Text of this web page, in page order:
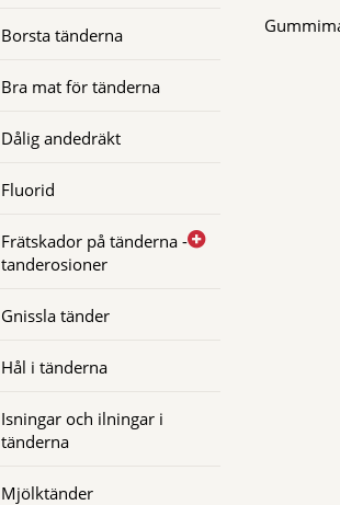
Borsta tänderna
Bra mat för tänderna
Dålig andedräkt
Fluorid
Frätskador på tänderna -
tanderosioner
Gnissla tänder
Hål i tänderna
Isningar och ilningar i
tänderna
Mjölktänder